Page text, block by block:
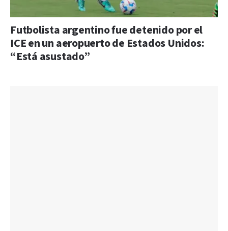
Futbolista argentino fue detenido por el
ICE en un aeropuerto de Estados Unidos:
“Está asustado”